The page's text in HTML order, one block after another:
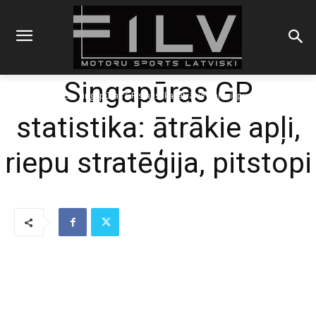
Blogs
Singapūras GP statistika: ātrākie apļi, riepu stratēģija,
Singapūras GP
statistika: ātrākie apļi,
riepu stratēģija, pitstopi